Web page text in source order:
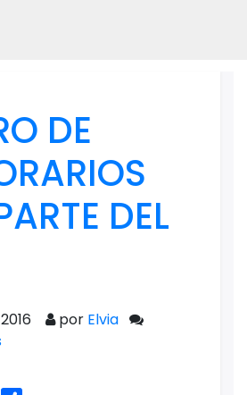
DE
DEL
por Elvia